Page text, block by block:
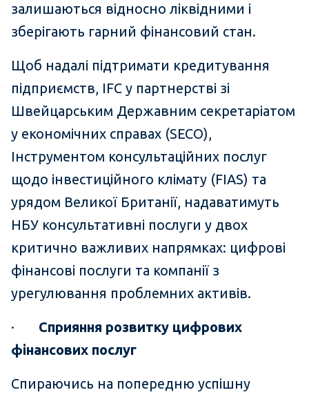
залишаються відносно ліквідними і
зберігають гарний фінансовий стан.
Щоб надалі підтримати кредитування
підприємств, IFC у партнерстві зі
Швейцарським Державним секретаріатом
у економічних справах (SECO),
Інструментом консультаційних послуг
щодо інвестиційного клімату (FIAS) та
урядом Великої Британії, надаватимуть
НБУ консультативні послуги у двох
критично важливих напрямках: цифрові
фінансові послуги та компанії з
урегулювання проблемних активів.
· Сприяння розвитку цифрових
фінансових послуг
Спираючись на попередню успішну